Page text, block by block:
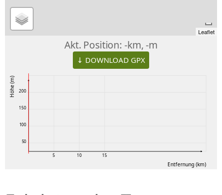
Leaflet
Akt. Position: -km, -m
↓ DOWNLOAD GPX
50
100
150
200
5 10 15
Entfernung (km)
Höhe (m)